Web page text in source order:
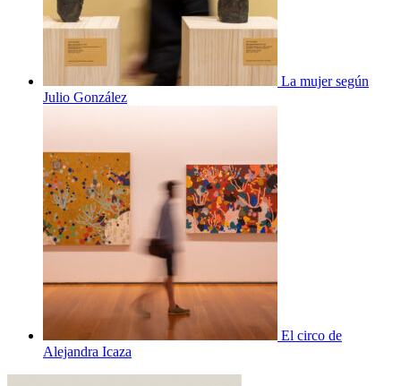
La mujer según
Julio González
El circo de
Alejandra Icaza